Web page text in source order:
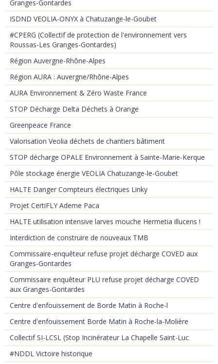
Granges-Gontardes
ISDND VEOLIA-ONYX à Chatuzange-le-Goubet
#CPERG (Collectif de protection de l'environnement vers
Roussas-Les Granges-Gontardes)
Région Auvergne-Rhône-Alpes
Région AURA : Auvergne/Rhône-Alpes
AURA Environnement & Zéro Waste France
STOP Décharge Delta Déchets à Orange
Greenpeace France
Valorisation Veolia déchets de chantiers bâtiment
STOP décharge OPALE Environnement à Sainte-Marie-Kerque
Pôle stockage énergie VEOLIA Chatuzange-le-Goubet
HALTE Danger Compteurs électriques Linky
Projet CertiFLY Ademe Paca
HALTE utilisation intensive larves mouche Hermetia illucens !
Interdiction de construire de nouveaux TMB
Commissaire-enquêteur refuse projet décharge COVED aux
Granges-Gontardes
Commissaire enquêteur PLU refuse projet décharge COVED
aux Granges-Gontardes
Centre d'enfouissement de Borde Matin à Roche-l
Centre d'enfouissement Borde Matin à Roche-la-Molière
Collectif SI-LCSL (Stop Incinérateur La Chapelle Saint-Luc
#NDDL Victoire historique